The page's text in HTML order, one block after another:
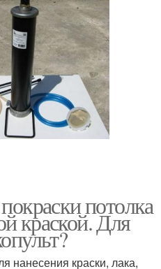
потолка
краской. Для
нанесения краски, лака,